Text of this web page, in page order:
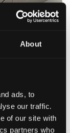
About
ads, to
our traffic.
of our site with
partners who